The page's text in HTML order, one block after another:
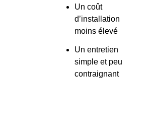
Un coût
d’installation
moins élevé
Un entretien
simple et peu
contraignant